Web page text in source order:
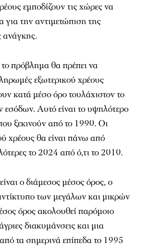
εμποδίζουν τις χώρες να
για την αντιμετώπιση της
ανάγκης.
πρόβλημα θα πρέπει να
εξωτερικού χρέους
κατά μέσο όρο τουλάχιστον το
Αυτό είναι το υψηλότερο
ξεκινούν από το 1990. Οι
χρέους θα είναι πάνω από
το 2024 από ό,τι το 2010.
ο διάμεσος μέσος όρος, ο
των μεγάλων και μικρών
όρος ακολουθεί παρόμοιο
διακυμάνσεις και μια
τα σημερινά επίπεδα το 1995